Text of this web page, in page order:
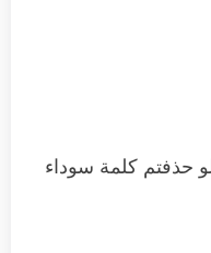
حذفتم كلمة سوداء